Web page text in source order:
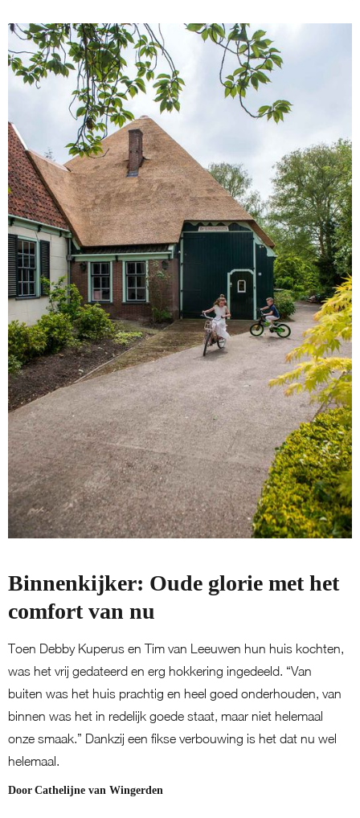
Binnenkijker: Oude glorie met het
comfort van nu
Toen Debby Kuperus en Tim van Leeuwen hun huis kochten,
was het vrij gedateerd en erg hokkering ingedeeld. “Van
buiten was het huis prachtig en heel goed onderhouden, van
binnen was het in redelijk goede staat, maar niet helemaal
onze smaak.” Dankzij een fikse verbouwing is het dat nu wel
helemaal.
Door Cathelijne van Wingerden